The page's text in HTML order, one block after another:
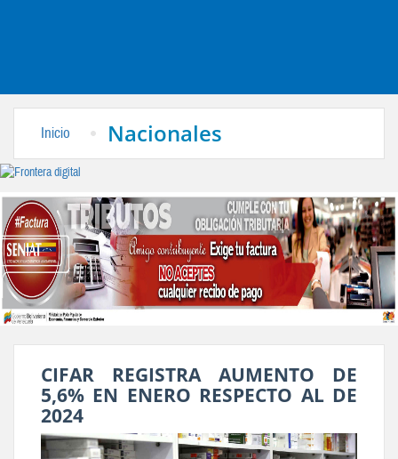
Inicio Nacionales
CIFAR REGISTRA AUMENTO DE
5,6% EN ENERO RESPECTO AL DE
2024